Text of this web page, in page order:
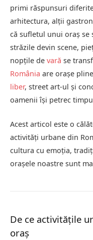
primi răspunsuri
arhitectura, alții
că sufletul unui oraș se
străzile devin scene,
nopțile de vară se
România are orașe
liber, street art-ul și
oamenii își petrec
Acest articol este o
activități urbane din
cultura cu emoția,
orașele noastre sunt
De ce activitățile
oraș